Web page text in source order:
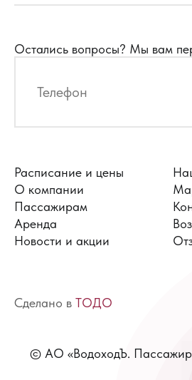
Остались вопросы? Мы вам
Расписание и цены
О компании
Пассажирам
Аренда
Новости и акции
© АО «ВодоходЪ.
Сделано в ТОДО